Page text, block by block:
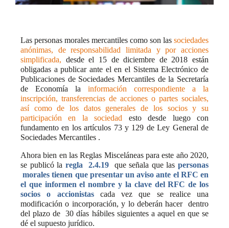
Las personas morales mercantiles como son las sociedades
anónimas, de responsabilidad limitada y por acciones
simplificada, desde el 15 de diciembre de 2018 están
obligadas a publicar ante el en el Sistema Electrónico de
Publicaciones de Sociedades Mercantiles de la Secretaría
de Economía la información correspondiente a la
inscripción, transferencias de acciones o partes sociales,
así como de los datos generales de los socios y su
participación en la sociedad esto desde luego con
fundamento en los artículos 73 y 129 de Ley General de
Sociedades Mercantiles .
Ahora bien en las Reglas Misceláneas para este año 2020,
se publicó la regla 2.4.19 que señala que laspersonas
morales tienen que presentar un aviso ante el RFC en
el que informen el nombre y la clave del RFC de los
socios o accionistas
cada vez que se realice una
modificación o incorporación, y lo deberán hacer dentro
del plazo de
30 días hábiles siguientes a aquel en que se
dé el supuesto jurídico.